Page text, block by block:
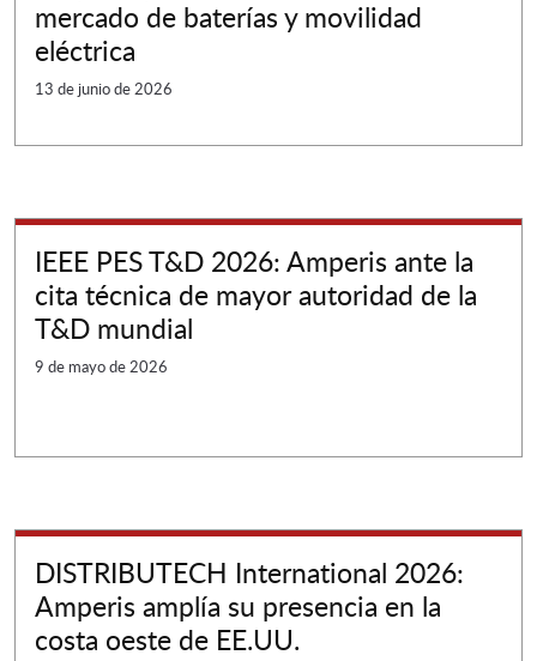
mercado de baterías y movilidad
eléctrica
13 de junio de 2026
IEEE PES T&D 2026: Amperis ante la
cita técnica de mayor autoridad de la
T&D mundial
9 de mayo de 2026
DISTRIBUTECH International 2026:
Amperis amplía su presencia en la
costa oeste de EE.UU.